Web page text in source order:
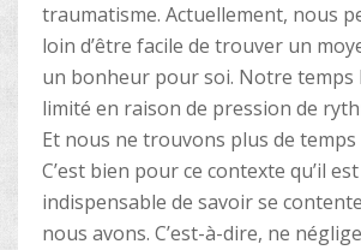
traumatisme. Actuellement, nous
loin d’être facile de trouver un
un bonheur pour soi. Notre temps
limité en raison de pression de
Et nous ne trouvons plus de
C’est bien pour ce contexte qu’il
indispensable de savoir se
nous avons. C’est-à-dire, ne